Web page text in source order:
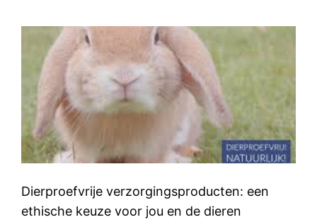
Dierproefvrije verzorgingsproducten: een
ethische keuze voor jou en de dieren